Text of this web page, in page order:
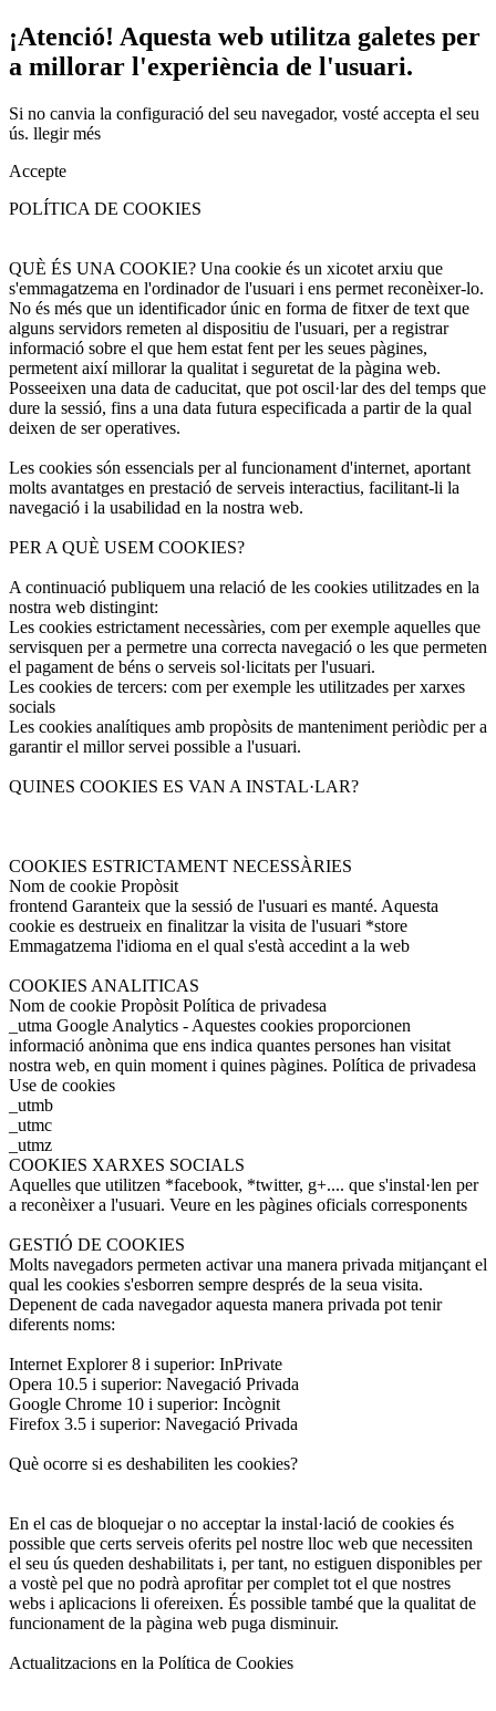
¡Atenció! Aquesta web utilitza galetes per
a millorar l'experiència de l'usuari.
Si no canvia la configuració del seu navegador, vosté accepta el seu
ús. llegir més
Accepte
POLÍTICA DE COOKIES
QUÈ ÉS UNA COOKIE? Una cookie és un xicotet arxiu que
s'emmagatzema en l'ordinador de l'usuari i ens permet reconèixer-lo.
No és més que un identificador únic en forma de fitxer de text que
alguns servidors remeten al dispositiu de l'usuari, per a registrar
informació sobre el que hem estat fent per les seues pàgines,
permetent així millorar la qualitat i seguretat de la pàgina web.
Posseeixen una data de caducitat, que pot oscil·lar des del temps que
dure la sessió, fins a una data futura especificada a partir de la qual
deixen de ser operatives.
Les cookies són essencials per al funcionament d'internet, aportant
molts avantatges en prestació de serveis interactius, facilitant-li la
navegació i la usabilidad en la nostra web.
PER A QUÈ USEM COOKIES?
A continuació publiquem una relació de les cookies utilitzades en la
nostra web distingint:
Les cookies estrictament necessàries, com per exemple aquelles que
servisquen per a permetre una correcta navegació o les que permeten
el pagament de béns o serveis sol·licitats per l'usuari.
Les cookies de tercers: com per exemple les utilitzades per xarxes
socials
Les cookies analítiques amb propòsits de manteniment periòdic per a
garantir el millor servei possible a l'usuari.
QUINES COOKIES ES VAN A INSTAL·LAR?
COOKIES ESTRICTAMENT NECESSÀRIES
Nom de cookie Propòsit
frontend Garanteix que la sessió de l'usuari es manté. Aquesta
cookie es destrueix en finalitzar la visita de l'usuari *store
Emmagatzema l'idioma en el qual s'està accedint a la web
COOKIES ANALITICAS
Nom de cookie Propòsit Política de privadesa
_utma Google Analytics - Aquestes cookies proporcionen
informació anònima que ens indica quantes persones han visitat
nostra web, en quin moment i quines pàgines. Política de privadesa
Use de cookies
_utmb
_utmc
_utmz
COOKIES XARXES SOCIALS
Aquelles que utilitzen *facebook, *twitter, g+.... que s'instal·len per
a reconèixer a l'usuari. Veure en les pàgines oficials corresponents
GESTIÓ DE COOKIES
Molts navegadors permeten activar una manera privada mitjançant el
qual les cookies s'esborren sempre després de la seua visita.
Depenent de cada navegador aquesta manera privada pot tenir
diferents noms:
Internet Explorer 8 i superior: InPrivate
Opera 10.5 i superior: Navegació Privada
Google Chrome 10 i superior: Incògnit
Firefox 3.5 i superior: Navegació Privada
Què ocorre si es deshabiliten les cookies?
En el cas de bloquejar o no acceptar la instal·lació de cookies és
possible que certs serveis oferits pel nostre lloc web que necessiten
el seu ús queden deshabilitats i, per tant, no estiguen disponibles per
a vostè pel que no podrà aprofitar per complet tot el que nostres
webs i aplicacions li ofereixen. És possible també que la qualitat de
funcionament de la pàgina web puga disminuir.
Actualitzacions en la Política de Cookies